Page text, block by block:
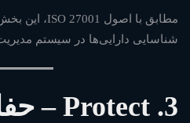
مطابق با اصول ISO 27001، این
شناسایی دارایی‌ها در سیستم
3. Protect – حفاظت